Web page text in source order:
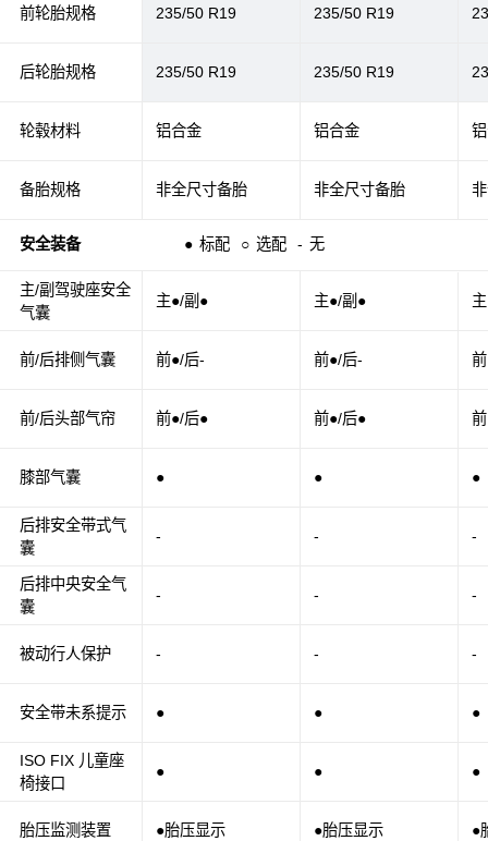
前轮胎规格
后轮胎规格
轮毂材料
备胎规格
安全装备 ● 标配 ○ 选配 - 无
主/副驾驶座安全
气囊
前/后排侧气囊
前/后头部气帘
膝部气囊
后排安全带式气
囊
后排中央安全气
囊
被动行人保护
安全带未系提示
ISO FIX 儿童座
椅接口
胎压监测装置
235/50 R19 235/50 R19
235/50 R19 235/50 R19
铝合金 铝合金
非全尺寸备胎 非全尺寸备胎
主●/副● 主●/副●
前●/后- 前●/后-
前●/后● 前●/后●
● ● ●
- - -
- - -
- - -
● ● ●
● ● ●
●胎压显示 ●胎压显示 ●